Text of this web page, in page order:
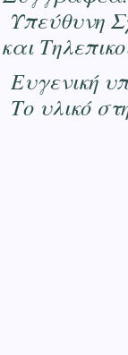
Υπεύθυνη
και
Ευγενική
Το υλικό